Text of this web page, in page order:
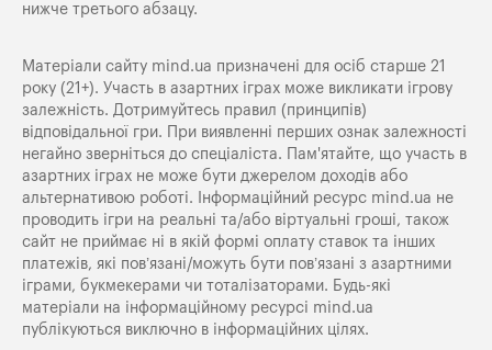
нижче третього абзацу.
Матеріали сайту mind.ua призначені для осіб старше 21
року (21+). Участь в азартних іграх може викликати ігрову
залежність. Дотримуйтесь правил (принципів)
відповідальної гри. При виявленні перших ознак залежності
негайно зверніться до спеціаліста. Пам'ятайте, що участь в
азартних іграх не може бути джерелом доходів або
альтернативою роботі. Інформаційний ресурс mind.ua не
проводить ігри на реальні та/або віртуальні гроші, також
сайт не приймає ні в якій формі оплату ставок та інших
платежів, які пов’язані/можуть бути пов’язані з азартними
іграми, букмекерами чи тоталізаторами. Будь-які
матеріали на інформаційному ресурсі mind.ua
публікуються виключно в інформаційних цілях.